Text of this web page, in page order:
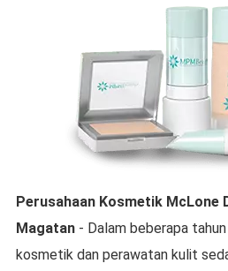
Perusahaan Kosmetik McLone
Magatan- Dalam beberapa
kosmetik dan perawatan kulit